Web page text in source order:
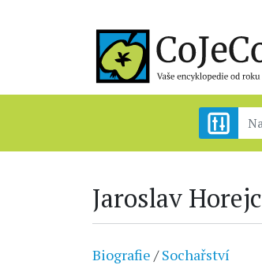
Jaroslav Horejc
Biografie /Sochařství